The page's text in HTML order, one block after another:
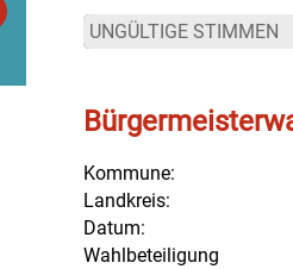
UNGÜLTIGE STIMMEN
Kommune:
Landkreis:
Datum:
Wahlbeteiligung